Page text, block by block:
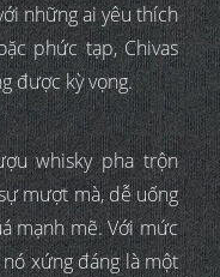
những ai yêu thích
phức tạp, Chivas
được kỳ vọng.
whisky pha trộn
mượt mà, dễ uống
mạnh mẽ. Với mức
xứng đáng là một